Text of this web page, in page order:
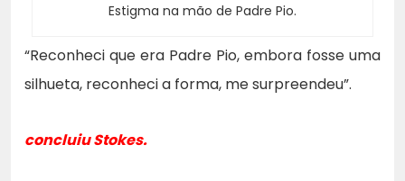
Estigma na mão de Padre Pio.
“Reconheci que era Padre Pio, embora fosse uma
silhueta, reconheci a forma, me surpreendeu”.
concluiu Stokes.